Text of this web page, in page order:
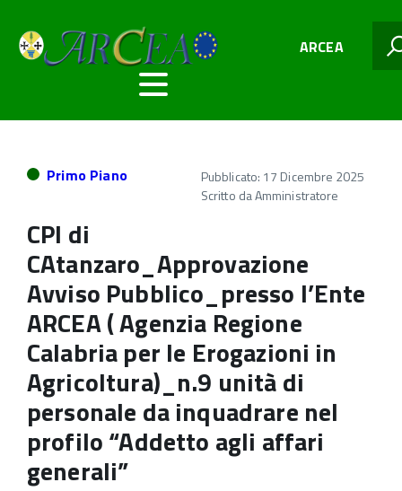
ARCEA
Primo Piano
Pubblicato: 17 Dicembre 2025
Scritto daAmministratore
CPI di
CAtanzaro_Approvazione
Avviso Pubblico_presso l’Ente
ARCEA ( Agenzia Regione
Calabria per le Erogazioni in
Agricoltura)_n.9 unità di
personale da inquadrare nel
profilo “Addetto agli affari
generali”